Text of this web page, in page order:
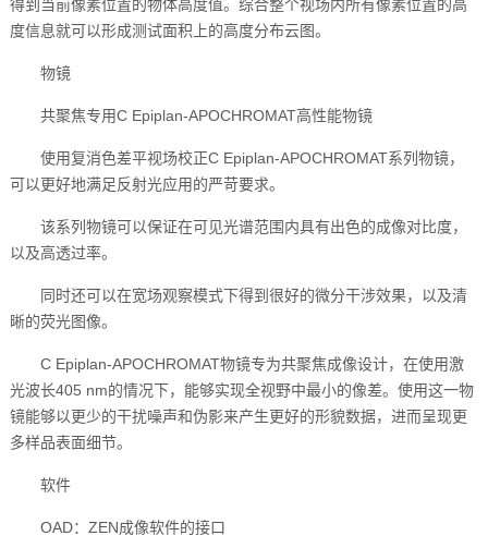
得到当前像素位置的物体高度值。综合整个视场内所有像素位置的高
度信息就可以形成测试面积上的高度分布云图。
物镜
共聚焦专用C Epiplan-APOCHROMAT高性能物镜
使用复消色差平视场校正C Epiplan-APOCHROMAT系列物镜，
可以更好地满足反射光应用的严苛要求。
该系列物镜可以保证在可见光谱范围内具有出色的成像对比度，
以及高透过率。
同时还可以在宽场观察模式下得到很好的微分干涉效果，以及清
晰的荧光图像。
C Epiplan-APOCHROMAT物镜专为共聚焦成像设计，在使用激
光波长405 nm的情况下，能够实现全视野中最小的像差。使用这一物
镜能够以更少的干扰噪声和伪影来产生更好的形貌数据，进而呈现更
多样品表面细节。
软件
OAD：ZEN成像软件的接口